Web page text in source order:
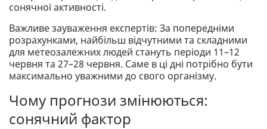
сонячної активності.
Важливе зауваження експертів: За попередніми
розрахунками, найбільш відчутними та складними
для метеозалежних людей стануть періоди 11–12
червня та 27–28 червня. Саме в ці дні потрібно бути
максимально уважними до свого організму.
Чому прогнози змінюються:
сонячний фактор